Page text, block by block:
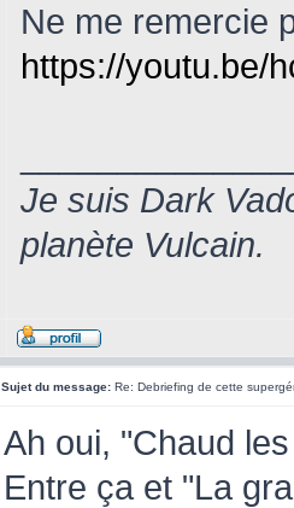
Ne me remercie
https://youtu.be/
Je suis Dark
planète Vulcain.
Sujet du message: Re: Debriefing de cette
Ah oui, "Chaud
Entre ça et "La